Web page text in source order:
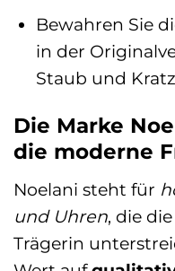
Bewahren Sie
in der
Staub und
Die Marke
die moderne
Noelani steht für
und Uhren, die
Trägerin